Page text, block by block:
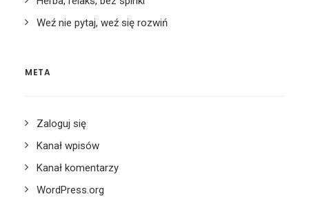
Weź nie pytaj, weź się rozwiń
META
Zaloguj się
Kanał wpisów
Kanał komentarzy
WordPress.org